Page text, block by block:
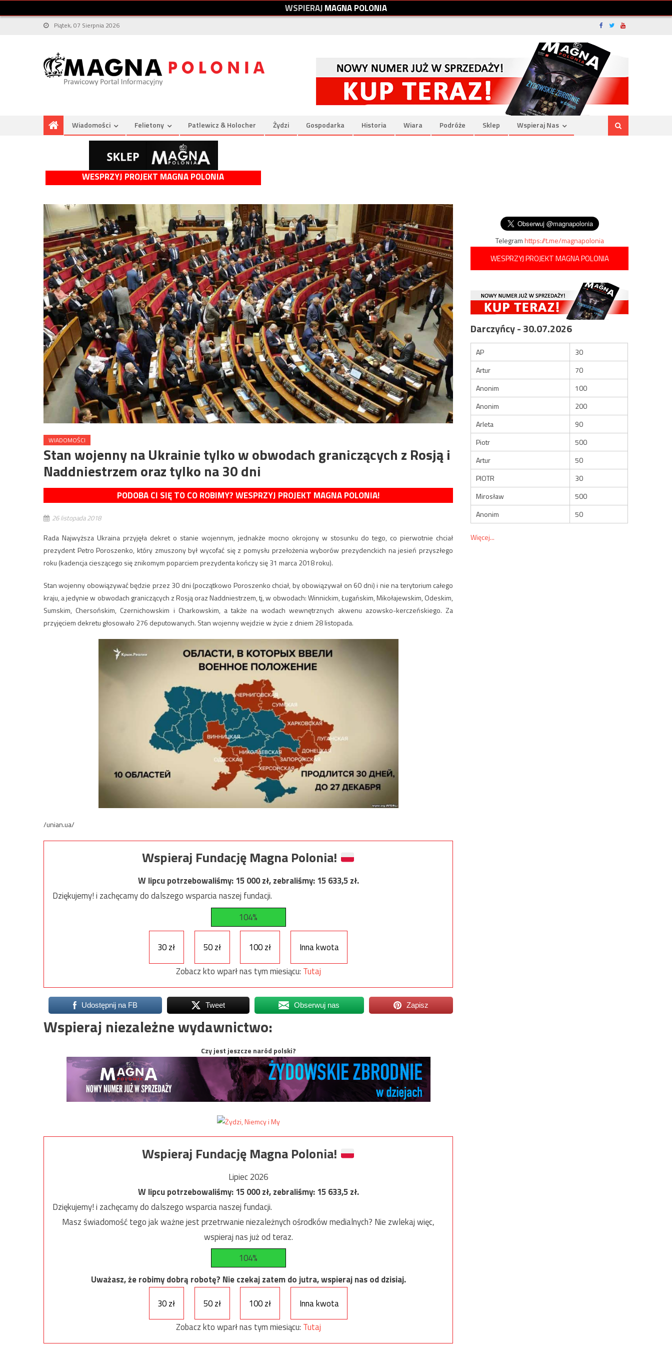
WSPIERAJMAGNAPOLONIA
Piątek, 07 Sierpnia 2026
Wiadomości Felietony Patlewicz & Holocher Żydzi Gospodarka Historia Wiara Podróże Sklep Wspieraj Nas
WESPRZYJ PROJEKT MAGNA POLONIA
WIADOMOŚCI
Stan wojenny na Ukrainie tylko w obwodach graniczących z Rosją i
Naddniestrzem oraz tylko na 30 dni
PODOBA CI SIĘ TO CO ROBIMY? WESPRZYJ PROJEKT MAGNA POLONIA!
26 listopada 2018
Rada Najwyższa Ukraina przyjęła dekret o stanie wojennym, jednakże mocno okrojony w stosunku do tego, co pierwotnie chciał
prezydent Petro Poroszenko, który zmuszony był wycofać się z pomysłu przełożenia wyborów prezydenckich na jesień przyszłego
roku (kadencja cieszącego się znikomym poparciem prezydenta kończy się 31 marca 2018 roku).
Stan wojenny obowiązywać będzie przez 30 dni (początkowo Poroszenko chciał, by obowiązywał on 60 dni) i nie na terytorium całego
kraju, a jedynie w obwodach graniczących z Rosją oraz Naddniestrzem, tj, w obwodach: Winnickim, Ługańskim, Mikołajewskim, Odeskim,
Sumskim, Chersońskim, Czernichowskim i Charkowskim, a także na wodach wewnętrznych akwenu azowsko-kerczeńskiego. Za
przyjęciem dekretu głosowało 276 deputowanych. Stan wojenny wejdzie w życie z dniem 28 listopada.
/unian.ua/
Wspieraj Fundację Magna Polonia!
W lipcu potrzebowaliśmy:15 000zł, zebraliśmy:15 633,5zł.
Dziękujemy! i zachęcamy do dalszego wsparcia naszej fundacji.
104%
30 zł 50 zł 100 zł
Inna kwota
Zobacz kto wparł nas tym miesiącu: Tutaj
Udostępnij na FB Tweet Obserwuj nas Zapisz
Wspieraj niezależne wydawnictwo:
Czy jest jeszcze naród polski?
Wspieraj Fundację Magna Polonia!
Lipiec 2026
W lipcu potrzebowaliśmy:15 000zł, zebraliśmy:15 633,5zł.
Dziękujemy! i zachęcamy do dalszego wsparcia naszej fundacji.
Masz świadomość tego jak ważne jest przetrwanie niezależnych ośrodków medialnych? Nie zwlekaj więc,
wspieraj nas już od teraz.
104%
Uważasz, że robimy dobrą robotę? Nie czekaj zatem do jutra, wspieraj nas od dzisiaj.
30 zł
50 zł 100 zł
Inna kwota
Zobacz kto wparł nas tym miesiącu: Tutaj
Telegramhttps://t.me/magnapolonia
WESPRZYJ PROJEKT MAGNA POLONIA
Darczyńcy - 30.07.2026
AP
30
Artur
70
Anonim
100
Anonim
200
Arleta
90
Piotr
500
Artur
50
PIOTR
30
Mirosław
500
Anonim
50
Więcej...